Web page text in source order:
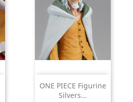
ONE PIECE Figurine
Silvers...